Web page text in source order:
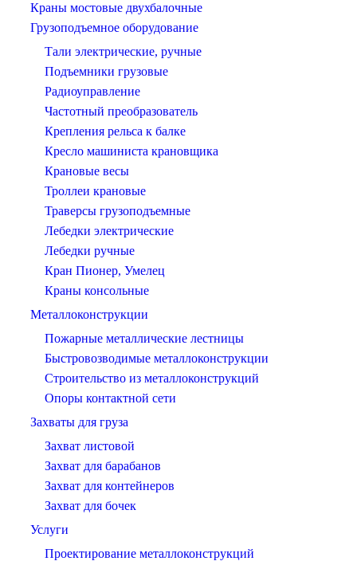
Краны мостовые двухбалочные
Грузоподъемное оборудование
Тали электрические, ручные
Подъемники грузовые
Радиоуправление
Частотный преобразователь
Крепления рельса к балке
Кресло машиниста крановщика
Крановые весы
Троллеи крановые
Траверсы грузоподъемные
Лебедки электрические
Лебедки ручные
Кран Пионер, Умелец
Краны консольные
Металлоконструкции
Пожарные металлические лестницы
Быстровозводимые металлоконструкции
Строительство из металлоконструкций
Опоры контактной сети
Захваты для груза
Захват листовой
Захват для барабанов
Захват для контейнеров
Захват для бочек
Услуги
Проектирование металлоконструкций